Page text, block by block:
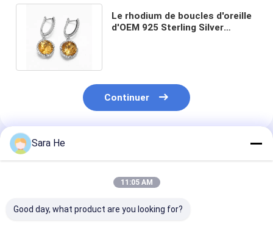
Le rhodium de boucles d'oreille
d'OEM 925 Sterling Silver
Continuer
Produits Recommandés
Sara He
11:05 AM
Good day, what product are you looking for?